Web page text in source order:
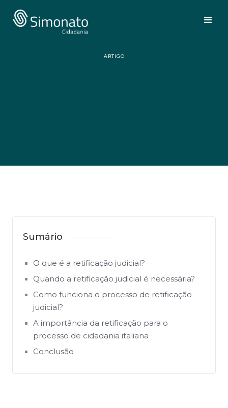
ARTIGO
Sumário
O que é a retificação judicial?
Quando a retificação judicial é necessária?
Como funciona o processo de retificação
judicial?
A importância da retificação para o
processo de cidadania italiana
Conclusão